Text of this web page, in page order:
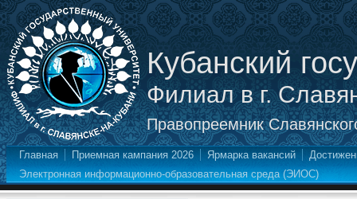
Кубанский
Филиал в г.
Правопреемник
Главная Приемная кампания 2026 Ярмарка вакансий
Электронная информационно-образовательная среда (ЭИОС)